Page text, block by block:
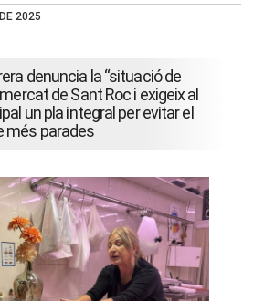
2025
denuncia la “situació de
de Sant Roc i exigeix al
un pla integral per evitar el
més parades